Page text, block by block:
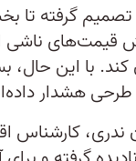
قیمت‌های ناشی
کند. با این حال،
هشدار